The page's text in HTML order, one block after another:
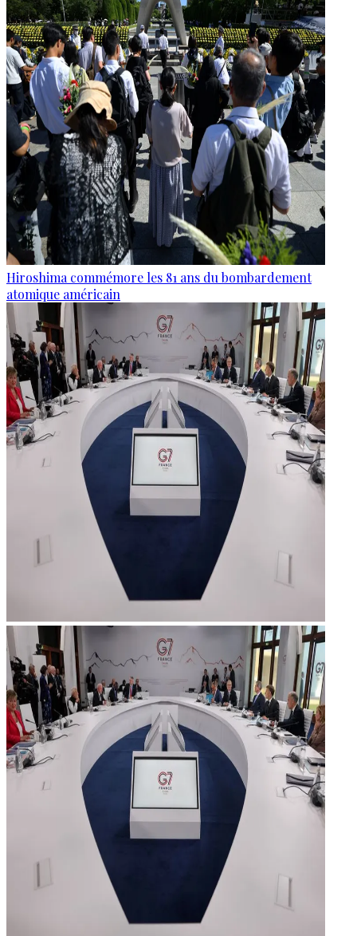
Hiroshima commémore les 81 ans du bombardement
atomique américain